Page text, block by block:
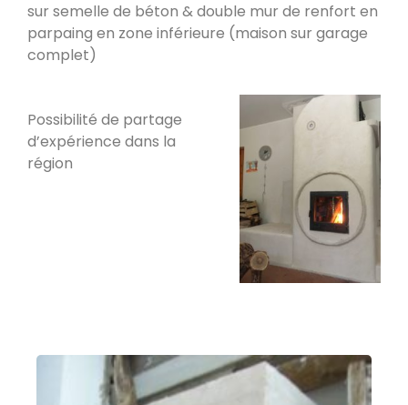
PDM L
Modèle L sans enduit
Saint-Jean-de-Chevelu 73170
Piégros-la-Clastre 26400
PDM Oxalibre XL avec sortie des
fumées vers le bas
sur semelle de béton & double mur de renfort en
parpaing en zone inférieure (maison sur garage
complet)
Possibilité de partage
d’expérience dans la
région